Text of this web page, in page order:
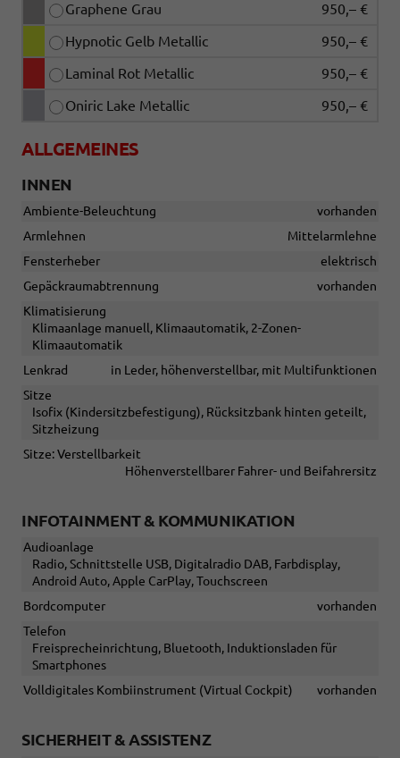
Graphene Grau
950,– €
Hypnotic Gelb Metallic
950,– €
Laminal Rot Metallic
950,– €
Oniric Lake Metallic
950,– €
ALLGEMEINES
INNEN
Ambiente-Beleuchtung
vorhanden
Armlehnen
Mittelarmlehne
Fensterheber
elektrisch
Gepäckraumabtrennung
vorhanden
Klimatisierung
Klimaanlage manuell, Klimaautomatik, 2-Zonen-
Klimaautomatik
Lenkrad
in Leder, höhenverstellbar, mit Multifunktionen
Sitze
Isofix (Kindersitzbefestigung), Rücksitzbank hinten geteilt,
Sitzheizung
Sitze: Verstellbarkeit
Höhenverstellbarer Fahrer- und Beifahrersitz
INFOTAINMENT & KOMMUNIKATION
Audioanlage
Radio, Schnittstelle USB, Digitalradio DAB, Farbdisplay,
Android Auto, Apple CarPlay, Touchscreen
Bordcomputer
vorhanden
Telefon
Freisprecheinrichtung, Bluetooth, Induktionsladen für
Smartphones
Volldigitales Kombiinstrument (Virtual Cockpit)
vorhanden
SICHERHEIT & ASSISTENZ